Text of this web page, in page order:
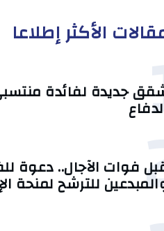
الأكثر إطلاعا
جديدة لفائدة
فوات الآجال.. دعوة
للترشح لمنحة